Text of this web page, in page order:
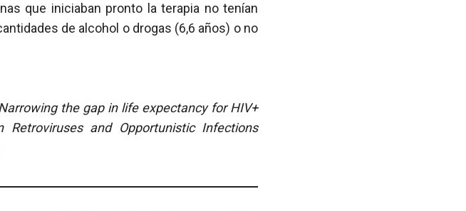
que iniciaban pronto la terapia no tenían
de alcohol o drogas (6,6 años) o no
the gap in life expectancy for HIV+
and Opportunistic Infections